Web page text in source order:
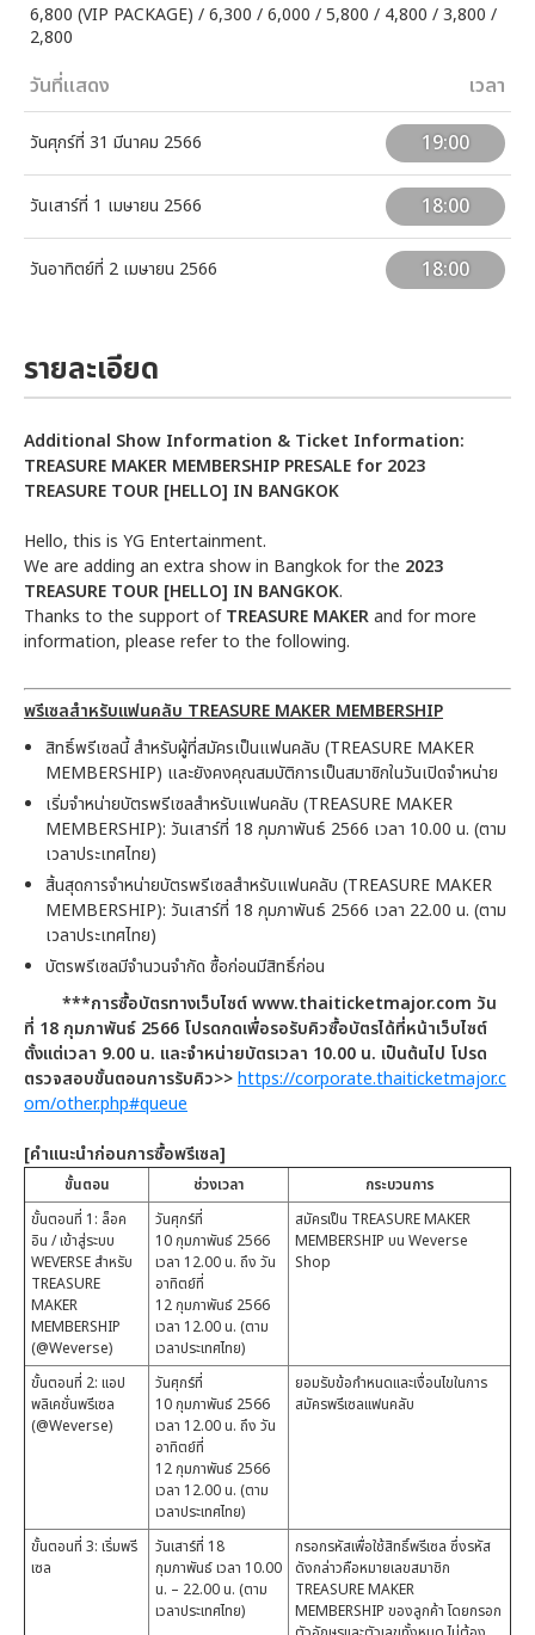
6,800 (VIP PACKAGE) / 6,300 / 6,000 / 5,800 / 4,800 / 3,800 /
2,800
วันที่แสดง เวลา
วันศุกร์ที่ 31 มีนาคม 2566 19:00
วันเสาร์ที่ 1 เมษายน 2566 18:00
วันอาทิตย์ที่ 2 เมษายน 2566 18:00
รายละเอียด
Additional Show Information & Ticket Information:
TREASURE MAKER MEMBERSHIP PRESALE for 2023
TREASURE TOUR [HELLO] IN BANGKOK
Hello, this is YG Entertainment.
We are adding an extra show in Bangkok for the 2023
TREASURE TOUR [HELLO] IN BANGKOK.
Thanks to the support ofTREASURE MAKERand for more
information, please refer to the following.
พรีเซลสำหรับแฟนคลับ TREASURE MAKER MEMBERSHIP
สิทธิ์พรีเซลนี้ สำหรับผู้ที่สมัครเป็นแฟนคลับ (TREASURE MAKER
MEMBERSHIP) และยังคงคุณสมบัติการเป็นสมาชิกในวันเปิดจำหน่าย
เริ่มจำหน่ายบัตรพรีเซลสำหรับแฟนคลับ (TREASURE MAKER
MEMBERSHIP): วันเสาร์ที่ 18 กุมภาพันธ์ 2566 เวลา 10.00 น. (ตาม
เวลาประเทศไทย)
สิ้นสุดการจำหน่ายบัตรพรีเซลสำหรับแฟนคลับ (TREASURE MAKER
MEMBERSHIP): วันเสาร์ที่ 18 กุมภาพันธ์ 2566 เวลา 22.00 น. (ตาม
เวลาประเทศไทย)
บัตรพรีเซลมีจำนวนจำกัด ซื้อก่อนมีสิทธิ์ก่อน
***การซื้อบัตรทางเว็บไซต์ www.thaiticketmajor.com วัน
ที่ 18 กุมภาพันธ์ 2566 โปรดกดเพื่อรอรับคิวซื้อบัตรได้ที่หน้าเว็บไซต์
ตั้งแต่เวลา 9.00 น. และจำหน่ายบัตรเวลา 10.00 น. เป็นต้นไป โปรด
ตรวจสอบขั้นตอนการรับคิว>>https://corporate.thaiticketmajor.c
om/other.php#queue
[คำแนะนำก่อนการซื้อพรีเซล]
ขั้นตอน ช่วงเวลา
กระบวนการ
ขั้นตอนที่ 1: ล็อค
อิน / เข้าสู่ระบบ
WEVERSE สำหรับ
TREASURE
MAKER
MEMBERSHIP
(@Weverse)
วันศุกร์ที่
10 กุมภาพันธ์ 2566
เวลา 12.00 น. ถึง วัน
อาทิตย์ที่
12 กุมภาพันธ์ 2566
เวลา 12.00 น. (ตาม
เวลาประเทศไทย)
สมัครเป็น TREASURE MAKER
MEMBERSHIP บน Weverse
Shop
ขั้นตอนที่ 2: แอป
พลิเคชั่นพรีเซล
(@Weverse)
วันศุกร์ที่
10 กุมภาพันธ์ 2566
เวลา 12.00 น. ถึง วัน
อาทิตย์ที่
12 กุมภาพันธ์ 2566
เวลา 12.00 น. (ตาม
เวลาประเทศไทย)
ยอมรับข้อกำหนดและเงื่อนไขในการ
สมัครพรีเซลแฟนคลับ
ขั้นตอนที่ 3: เริ่มพรี
เซล
วันเสาร์ที่ 18
กุมภาพันธ์ เวลา 10.00
น. – 22.00 น. (ตาม
เวลาประเทศไทย)
กรอกรหัสเพื่อใช้สิทธิ์พรีเซล ซึ่งรหัส
ดังกล่าวคือหมายเลขสมาชิก
TREASURE MAKER
MEMBERSHIP ของลูกค้า โดยกรอก